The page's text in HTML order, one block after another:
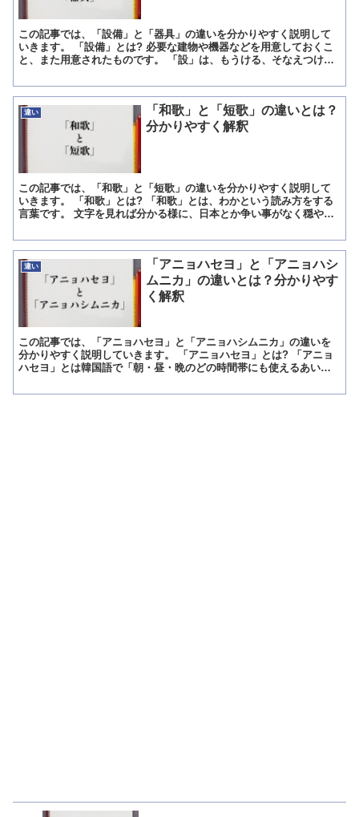
この記事では、「設備」と「器具」の違いを分かりやすく説明して
いきます。 「設備」とは? 必要な建物や機器などを用意しておくこ
と、また用意されたものです。 「設」は、もうける、そなえつけ
違い
「和歌」と「短歌」の違いとは？
分かりやすく解釈
この記事では、「和歌」と「短歌」の違いを分かりやすく説明して
いきます。 「和歌」とは? 「和歌」とは、わかという読み方をする
言葉です。 文字を見れば分かる様に、日本とか争い事がなく穏やか
違い
「アニョハセヨ」と「アニョハシ
ムニカ」の違いとは？分かりやす
く解釈
この記事では、「アニョハセヨ」と「アニョハシムニカ」の違いを
分かりやすく説明していきます。 「アニョハセヨ」とは? 「アニョ
ハセヨ」とは韓国語で「朝・昼・晩のどの時間帯にも使えるあいさ